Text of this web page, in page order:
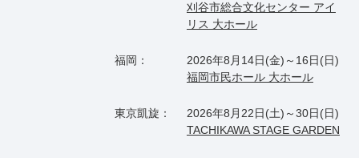
刈谷市総合文化センター アイ
リス 大ホール
福岡：
2026年8月14日(金)～16日(日)
福岡市民ホール 大ホール
東京凱旋：
2026年8月22日(土)～30日(日)
TACHIKAWA STAGE GARDEN